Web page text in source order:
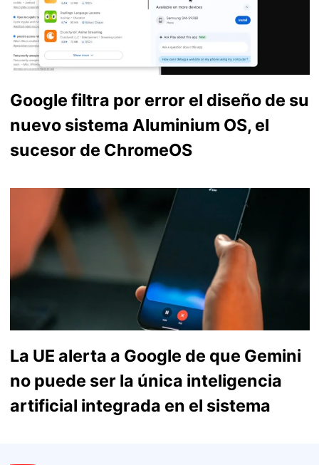
Google filtra por error el diseño de su
nuevo sistema Aluminium OS, el
sucesor de ChromeOS
La UE alerta a Google de que Gemini
no puede ser la única inteligencia
artificial integrada en el sistema